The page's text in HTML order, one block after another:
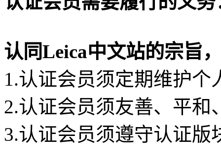
认同Leica中文站的宗旨
1.认证会员须定期维护个
2.认证会员须友善、平和
3.认证会员须遵守认证版